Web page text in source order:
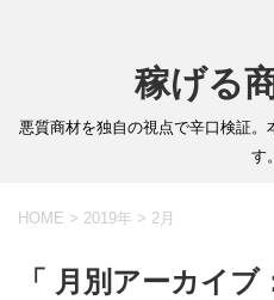
稼げる
悪質商材を独自の視点で辛口検証。
す。
HOME > 2019年 > 2月
「 月別アーカイ